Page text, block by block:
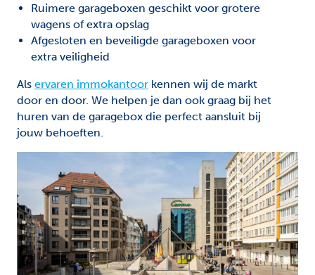
Ruimere garageboxen geschikt voor grotere
wagens of extra opslag
Afgesloten en beveiligde garageboxen voor
extra veiligheid
Als ervaren immokantoor kennen wij de markt
door en door. We helpen je dan ook graag bij het
huren van de garagebox die perfect aansluit bij
jouw behoeften.